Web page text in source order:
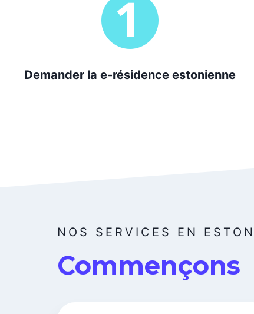
Demander la e-résidence estonienne
NOS SERVICES EN
Commençons